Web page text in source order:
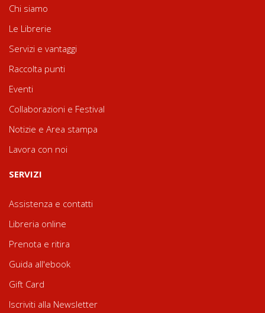
Chi siamo
Le Librerie
Servizi e vantaggi
Raccolta punti
Eventi
Collaborazioni e Festival
Notizie e Area stampa
Lavora con noi
SERVIZI
Assistenza e contatti
Libreria online
Prenota e ritira
Guida all'ebook
Gift Card
Iscriviti alla Newsletter